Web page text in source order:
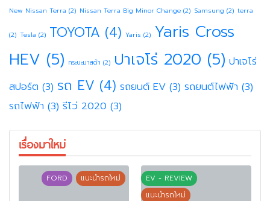
New Nissan Terra (2) Nissan Terra Big Minor Change (2) Samsung (2) terra
(2) Tesla (2) TOYOTA (4) Yaris (2) Yaris Cross
HEV (5) กระบะมาสด้า (2) ปาเจโร่ 2020 (5) ปาเจโร่
สปอร์ต (3) รถ EV (4) รถยนต์ EV (3) รถยนต์ไฟฟ้า (3)
รถไฟฟ้า (3) รีโว่ 2020 (3)
เรื่องมาใหม่
FORD แนะนำรถใหม่
EV - REVIEW
แนะนำรถใหม่